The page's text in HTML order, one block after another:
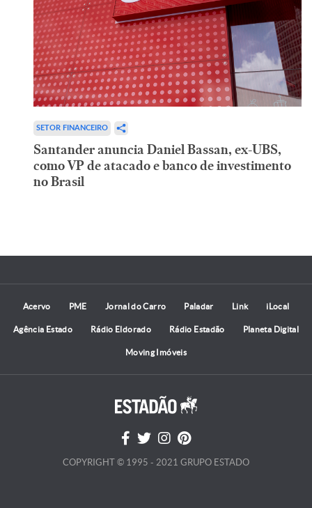
SETOR FINANCEIRO
Santander anuncia Daniel Bassan, ex-UBS,
como VP de atacado e banco de investimento
no Brasil
Acervo PME Jornal do Carro Paladar Link iLocal
Agência Estado Rádio Eldorado Rádio Estadão Planeta Digital
Moving Imóveis
COPYRIGHT © 1995 - 2021 GRUPO ESTADO